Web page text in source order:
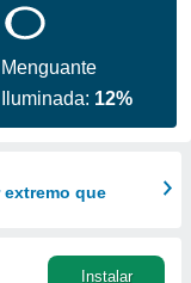
Menguante
Iluminada: 12%
que
Instalar